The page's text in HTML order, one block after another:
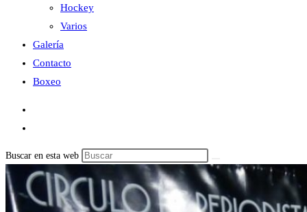
Hockey
Varios
Galería
Contacto
Boxeo
Buscar en esta web